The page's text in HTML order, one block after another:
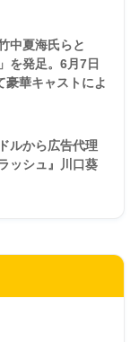
中夏海氏らと
を発足。6月7日
豪華キャストによ
ルから広告代理
ッシュ』川口葵